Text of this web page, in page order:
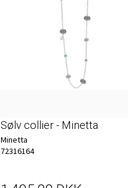
Sølv collier - Minetta
Minetta
72316164